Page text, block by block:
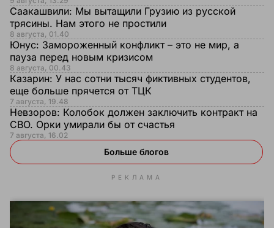
Саакашвили: Мы вытащили Грузию из русской
трясины. Нам этого не простили
8 августа, 01.40
Юнус: Замороженный конфликт – это не мир, а
пауза перед новым кризисом
8 августа, 00.43
Казарин: У нас сотни тысяч фиктивных студентов,
еще больше прячется от ТЦК
7 августа, 19.48
Невзоров: Колобок должен заключить контракт на
СВО. Орки умирали бы от счастья
7 августа, 16.02
Больше блогов
РЕКЛАМА